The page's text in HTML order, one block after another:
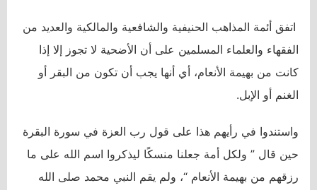
اتفق أئمة المذاهب الحنيفية والشافعية والمالكية والعديد من
الفقهاء والعلماء المسلمين على أن الأضحية لا تجوز إلا إذا
كانت من بهيمة الأنعام، أي أنها يجب أن تكون من البقر أو
الغنم أو الإبل.
واستندوا في رأيهم هذا على قول رب العزة في سورة البقرة
حين قال ” ولكل أمة جعلنا منسكًا ليذكروا اسم الله على ما
رزقهم من بهيمة الأنعام “، ولم يقم النبي محمد صلى الله